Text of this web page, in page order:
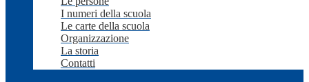
I numeri della scuola
Le carte della scuola
Organizzazione
La storia
Contatti